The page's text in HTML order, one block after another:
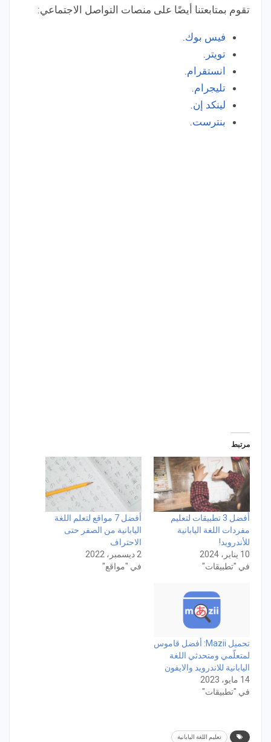
تقوم بمتابعتنا أيضًا على منصات التواصل الاجتماعي:
فيس بوك.
تويتر .
انستقرام.
تليجرام.
لينكد إن.
بنترست.
مرتبط
أفضل 3 تطبيقات لتعليم
مفردات اللغة اليابانية
للأندرويد!
10 يناير، 2024
في "تطبيقات"
أفضل 7 مواقع لتعلم اللغة
اليابانية من الصفر حتى
الاحتراف
2 ديسمبر، 2022
في "مواقع"
تحميل Mazii: أفضل قاموس
لمتعلّمي ومتحدثي اللغة
اليابانية للاندرويد والايفون
14 مايو، 2023
في "تطبيقات"
تعليم اللغة اليابانية